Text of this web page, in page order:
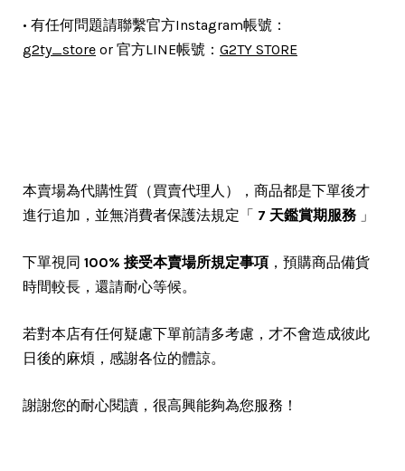
• 有任何問題請聯繫官方Instagram帳號 ：
g2ty_store or 官方LINE帳號： G2TY STORE
本賣場為代購性質（買賣代理人），商品都是下單後才
進行追加，並無消費者保護法規定「 7 天鑑賞期服務 」
下單視同 100% 接受本賣場所規定事項 ，預購商品備貨
時間較長，還請耐心等候。
若對本店有任何疑慮下單前請多考慮，才不會造成彼此
日後的麻煩，感謝各位的體諒。
謝謝您的耐心閱讀，很高興能夠為您服務！